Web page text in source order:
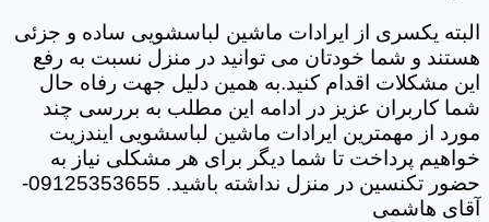
البته یکسری از ایرادات ماشین لباسشویی ساده و جزئی
هستند و شما خودتان می توانید در منزل نسبت به رفع
این مشکلات اقدام کنید.به همین دلیل جهت رفاه حال
شما کاربران عزیز در ادامه این مطلب به بررسی چند
مورد از مهمترین ایرادات ماشین لباسشویی ایندزیت
خواهیم پرداخت تا شما دیگر برای هر مشکلی نیاز به
حضور تکنسین در منزل نداشته باشید. 09125353655-
آقای هاشمی